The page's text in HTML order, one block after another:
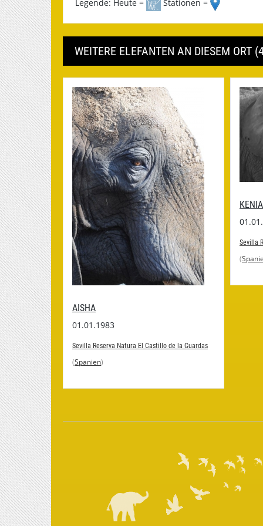
Legende: Heute = Stationen =
WEITERE ELEFANTEN AN DIESEM ORT
AISHA
01.01.1983
Sevilla Reserva Natura El Castillo de la Guardas
(Spanien)
KENIA
Sevilla
(